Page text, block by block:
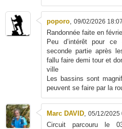
poporo 09/02/2026 18:07
Randonnée faite en
Peu d’intérêt pour
seconde partie après
fallu faire demi tour et
ville
Les bassins sont
peuvent se faire par la
Marc DAVID 05/12/2025
Circuit parcouru le